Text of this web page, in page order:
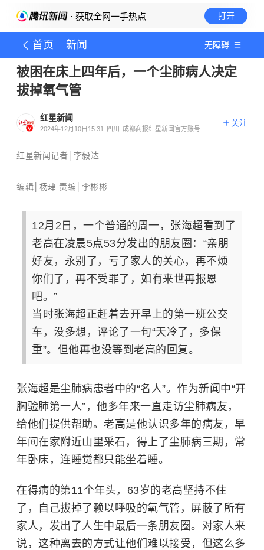
· 获取全网一手热点 打开
首页 新闻 无障碍
被困在床上四年后，一个尘肺病人决定
拔掉氧气管
红星新闻
2024年12月10日15:31 四川 成都商报红星新闻官方账号
关注
红星新闻记者│李毅达
编辑│杨珒 责编│李彬彬
12月2日，一个普通的周一，张海超看到了
老高在凌晨5点53分发出的朋友圈：“亲朋
好友，永别了，亏了家人的关心，再不烦
你们了，再不受罪了，如有来世再报恩
吧。”
当时张海超正赶着去开早上的第一班公交
车，没多想，评论了一句“天冷了，多保
重”。但他再也没等到老高的回复。
张海超是尘肺病患者中的“名人”。作为新闻中“开
胸验肺第一人”，他多年来一直走访尘肺病友，
给他们提供帮助。老高是他认识多年的病友，早
年间在家附近山里采石，得上了尘肺病三期，常
年卧床，连睡觉都只能坐着睡。
在得病的第11个年头，63岁的老高坚持不住
了，自己拔掉了赖以呼吸的氧气管，屏蔽了所有
家人，发出了人生中最后一条朋友圈。对家人来
说，这种离去的方式让他们难以接受，但这么多